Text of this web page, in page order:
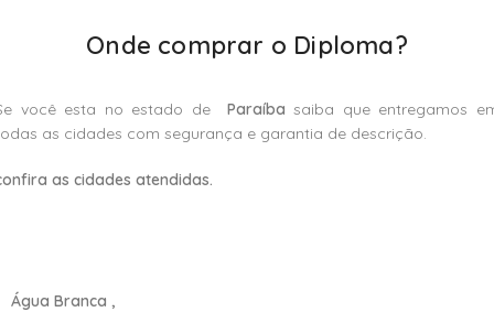
Onde comprar o Diploma?
você esta no estado de Paraíbasaiba que entregamos
as cidades com segurança e garantia de descrição.
as cidades atendidas.
Água Branca ,